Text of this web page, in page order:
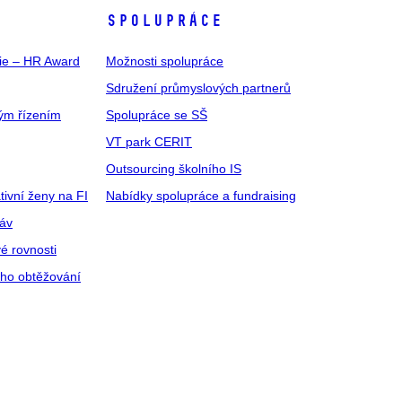
– HR Award
řízením
ženy na FI
rovnosti
obtěžování
SPOLUPRÁCE
Možnosti spolupráce
Sdružení průmyslových partnerů
Spolupráce se SŠ
VT park CERIT
Outsourcing školního IS
Nabídky spolupráce a fundraising